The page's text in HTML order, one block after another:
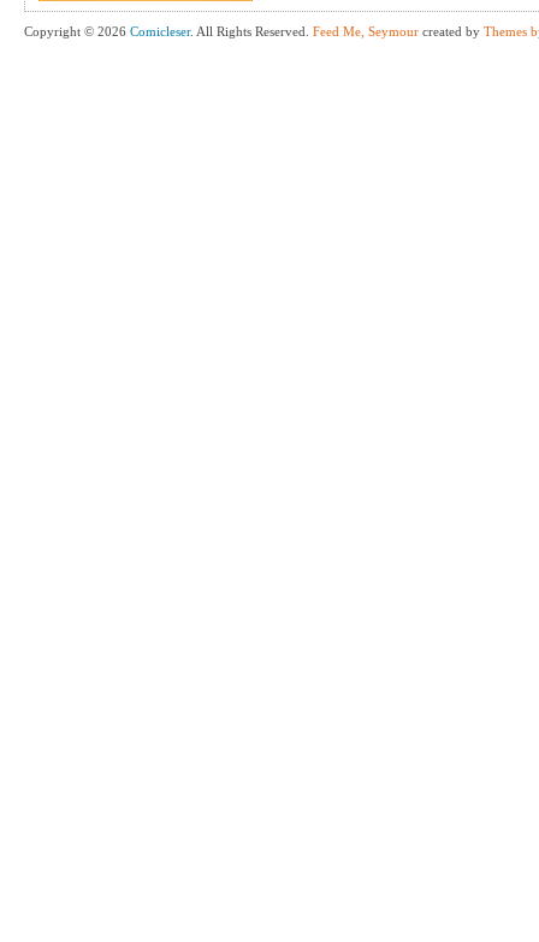
Copyright © 2026 Comicleser. All Rights Reserved. Feed Me, Seymour created by Themes